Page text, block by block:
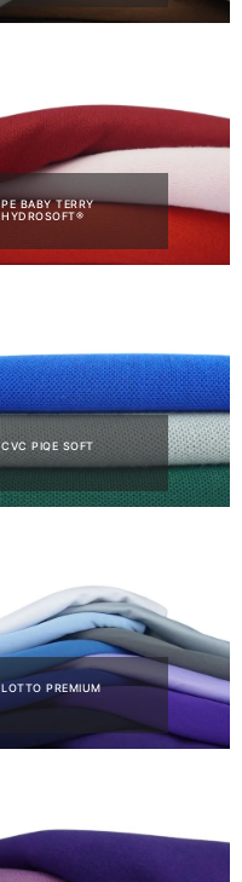
PE BABY TERRY
HYDROSOFT®
CVC PIQE SOFT
LOTTO PREMIUM